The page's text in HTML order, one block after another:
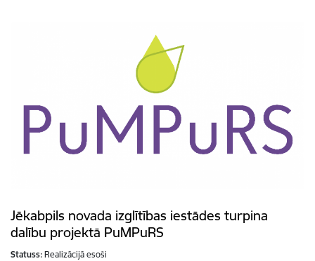
Jēkabpils novada izglītības iestādes turpina
dalību projektā PuMPuRS
Statuss: Realizācijā esoši